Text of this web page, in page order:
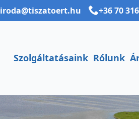
iroda@tiszatoert.hu +36 70
Szolgáltatásaink Rólunk